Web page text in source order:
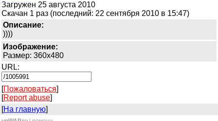
Загружен 25 августа 2010
Скачан 1 раз (последний: 22 сентября 2010 в 15:47)
Описание:
))))
Изображение:
Размер: 360x480
URL:
[Пожаловаться]
[Report abuse]
[На главную]